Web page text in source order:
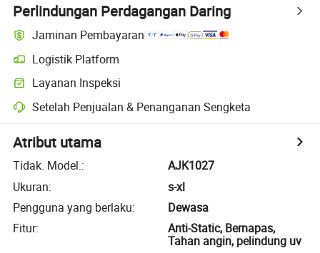
Perlindungan Perdagangan Daring
Jaminan Pembayaran
Logistik Platform
Layanan Inspeksi
Setelah Penjualan & Penanganan Sengketa
Atribut utama
Tidak. Model.:
AJK1027
Ukuran:
s-xl
Pengguna yang berlaku:
Dewasa
Fitur:
Anti-Static, Bernapas,
Tahan angin, pelindung uv